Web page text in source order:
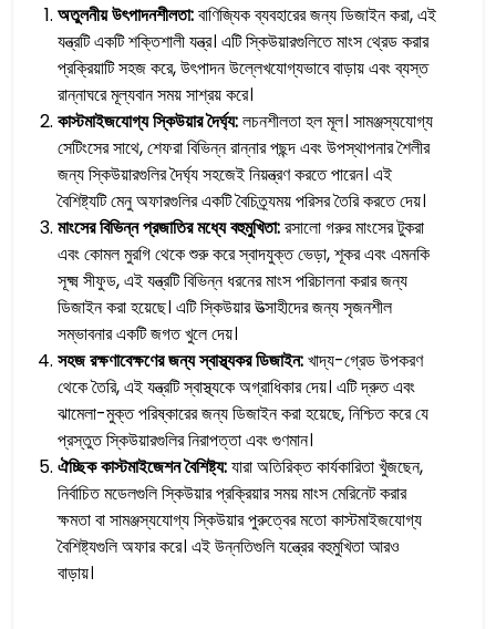
অতুলনীয় উৎপাদনশীলতা:বাণিজ্যিক ব্যবহারের জন্য ডিজাইন করা, এই
যন্ত্রটি একটি শক্তিশালী যন্ত্র। এটি স্কিউয়ারগুলিতে মাংস থ্রেড করার
প্রক্রিয়াটি সহজ করে, উৎপাদন উল্লেখযোগ্যভাবে বাড়ায় এবং ব্যস্ত
রান্নাঘরে মূল্যবান সময় সাশ্রয় করে।
কাস্টমাইজযোগ্য স্কিউয়ার দৈর্ঘ্য:লচনশীলতা হল মূল। সামঞ্জস্যযোগ্য
সেটিংসের সাথে, শেফরা বিভিন্ন রান্নার পছন্দ এবং উপস্থাপনার শৈলীর
জন্য স্কিউয়ারগুলির দৈর্ঘ্য সহজেই নিয়ন্ত্রণ করতে পারেন। এই
বৈশিষ্ট্যটি মেনু অফারগুলির একটি বৈচিত্র্যময় পরিসর তৈরি করতে দেয়।
মাংসের বিভিন্ন প্রজাতির মধ্যে বহুমুখিতা:রসালো গরুর মাংসের টুকরা
এবং কোমল মুরগি থেকে শুরু করে স্বাদযুক্ত ভেড়া, শূকর এবং এমনকি
সূক্ষ্ম সীফুড, এই যন্ত্রটি বিভিন্ন ধরনের মাংস পরিচালনা করার জন্য
ডিজাইন করা হয়েছে। এটি স্কিউয়ার উত্সাহীদের জন্য সৃজনশীল
সম্ভাবনার একটি জগত খুলে দেয়।
সহজ রক্ষণাবেক্ষণের জন্য স্বাস্থ্যকর ডিজাইন:খাদ্য-গ্রেড উপকরণ
থেকে তৈরি, এই যন্ত্রটি স্বাস্থ্যকে অগ্রাধিকার দেয়। এটি দ্রুত এবং
ঝামেলা-মুক্ত পরিষ্কারের জন্য ডিজাইন করা হয়েছে, নিশ্চিত করে যে
প্রস্তুত স্কিউয়ারগুলির নিরাপত্তা এবং গুণমান।
ঐচ্ছিক কাস্টমাইজেশন বৈশিষ্ট্য:যারা অতিরিক্ত কার্যকারিতা খুঁজছেন,
নির্বাচিত মডেলগুলি স্কিউয়ার প্রক্রিয়ার সময় মাংস মেরিনেট করার
ক্ষমতা বা সামঞ্জস্যযোগ্য স্কিউয়ার পুরুত্বের মতো কাস্টমাইজযোগ্য
বৈশিষ্ট্যগুলি অফার করে। এই উন্নতিগুলি যন্ত্রের বহুমুখিতা আরও
বাড়ায়।